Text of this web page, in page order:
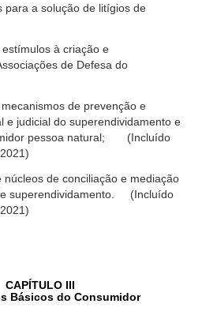
para a solução de litígios de
à criação e
de Defesa do
de prevenção e
e judicial do superendividamento e
pessoa natural; (Incluído
núcleos de conciliação e mediação
superendividamento. (Incluído
CAPÍTULO III
Básicos do Consumidor